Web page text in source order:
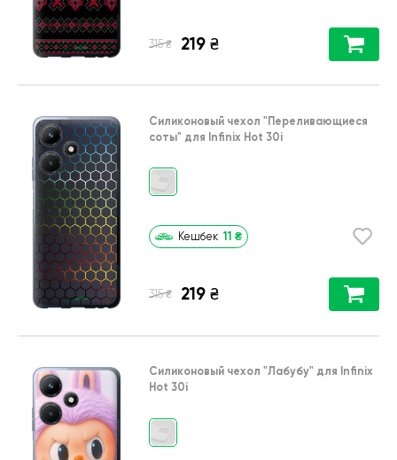
315 ₴ 219 ₴
Силиконовый чехол "Переливающиеся
соты" для Infinix Hot 30i
Кешбек 11 ₴
315 ₴ 219 ₴
Силиконовый чехол "Лабубу" для Infinix
Hot 30i